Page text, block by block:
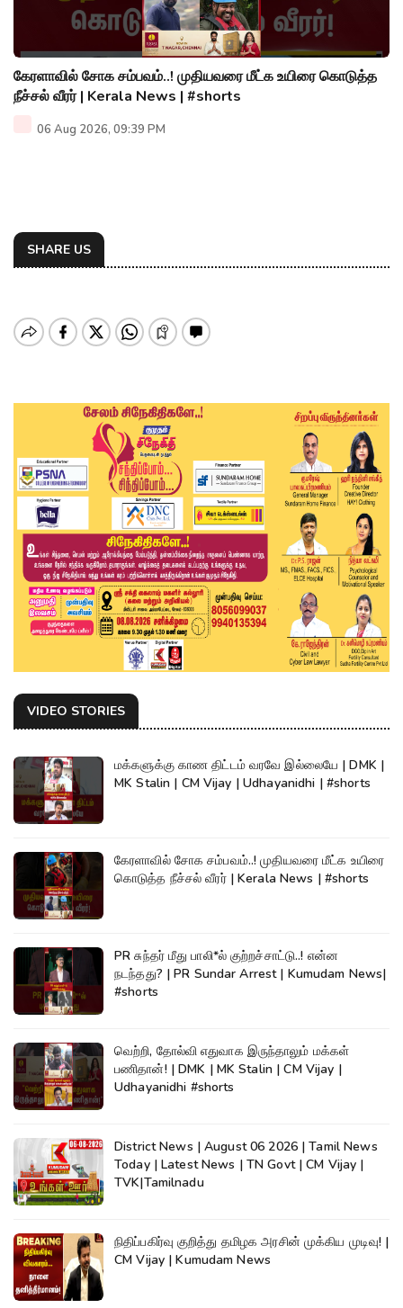
கேரளாவில் சோக சம்பவம்..! முதியவரை மீட்க உயிரை கொடுத்த
நீச்சல் வீரர் | Kerala News | #shorts
06 Aug 2026, 09:39 PM
SHARE US
VIDEO STORIES
மக்களுக்கு காண திட்டம் வரவே இல்லையே | DMK |
MK Stalin | CM Vijay | Udhayanidhi | #shorts
கேரளாவில் சோக சம்பவம்..! முதியவரை மீட்க உயிரை
கொடுத்த நீச்சல் வீரர் | Kerala News | #shorts
PR சுந்தர் மீது பாலி*ல் குற்றச்சாட்டு..! என்ன
நடந்தது? | PR Sundar Arrest | Kumudam News|
#shorts
வெற்றி, தோல்வி எதுவாக இருந்தாலும் மக்கள்
பணிதான்! | DMK | MK Stalin | CM Vijay |
Udhayanidhi #shorts
District News | August 06 2026 | Tamil News
Today | Latest News | TN Govt | CM Vijay |
TVK|Tamilnadu
நிதிப்பகிர்வு குறித்து தமிழக அரசின் முக்கிய முடிவு! |
CM Vijay | Kumudam News